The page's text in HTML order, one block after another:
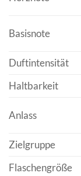
Basisnote
Duftintensität
Haltbarkeit
Anlass
Zielgruppe
Flaschengröße